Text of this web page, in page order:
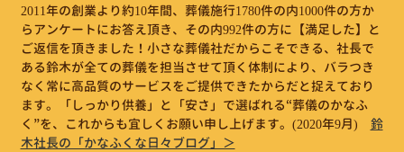
2011年の創業より約10年間、葬儀施行1780件の内1000件の方か
らアンケートにお答え頂き、その内992件の方に【満足した】と
ご返信を頂きました！小さな葬儀社だからこそできる、社長で
ある鈴木が全ての葬儀を担当させて頂く体制により、バラつき
なく常に高品質のサービスをご提供できたからだと捉えており
ます。「しっかり供養」と「安さ」で選ばれる“葬儀のかなふ
く”を、これからも宜しくお願い申し上げます。 (2020年9月)
鈴
木社長の「かなふくな日々ブログ」＞